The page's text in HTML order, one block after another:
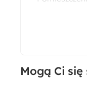
Materiał
Mogą Ci